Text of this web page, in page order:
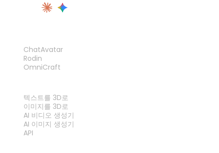
ChatAvatar
Rodin
OmniCraft
텍스트를 3D로
이미지를 3D로
AI 비디오 생성기
AI 이미지 생성기
API